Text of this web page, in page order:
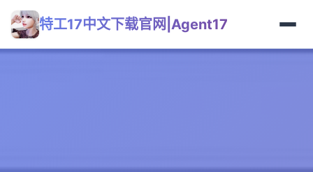
特工17中文下载官网|Agent17